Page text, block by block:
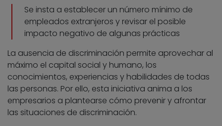
Se insta a establecer un número mínimo de
empleados extranjeros y revisar el posible
impacto negativo de algunas prácticas
La ausencia de discriminación permite aprovechar al
máximo el capital social y humano, los
conocimientos, experiencias y habilidades de todas
las personas. Por ello, esta iniciativa anima a los
empresarios a plantearse cómo prevenir y afrontar
las situaciones de discriminación.